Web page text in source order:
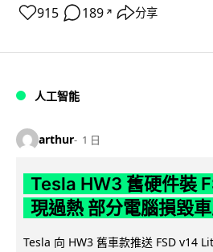
915 189 ↗ 分享
人工智能
arthur 1 日
Tesla HW3 舊硬件裝
現過熱 部分電腦損毀
Tesla 向 HW3 舊車款推送 FSD v14